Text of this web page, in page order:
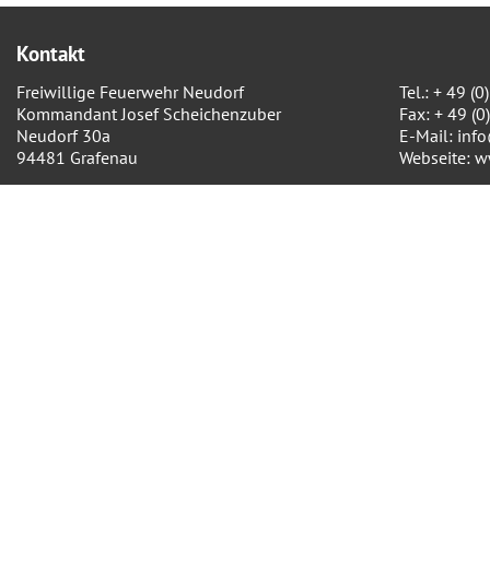
Kontakt
Freiwillige Feuerwehr Neudorf
Kommandant Josef Scheichenzuber
Neudorf 30a
94481 Grafenau
Tel.: + 49
Fax: + 49
E-Mail:
Webseite: